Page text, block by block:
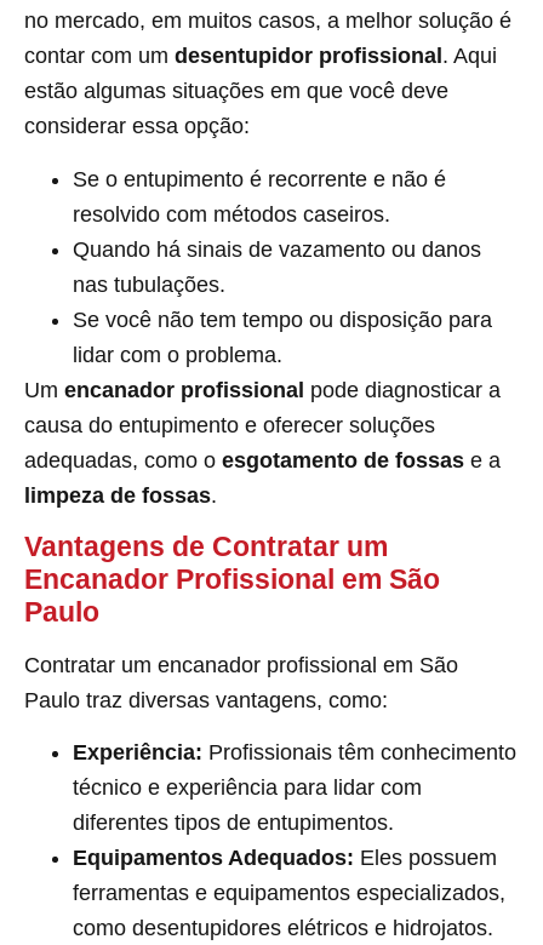
no mercado, em muitos casos, a melhor solução é
contar com um desentupidor profissional . Aqui
estão algumas situações em que você deve
considerar essa opção:
Se o entupimento é recorrente e não é
resolvido com métodos caseiros.
Quando há sinais de vazamento ou danos
nas tubulações.
Se você não tem tempo ou disposição para
lidar com o problema.
Um encanador profissional pode diagnosticar a
causa do entupimento e oferecer soluções
adequadas, como o esgotamento de fossas e a
limpeza de fossas.
Vantagens de Contratar um
Encanador Profissional em São
Paulo
Contratar um encanador profissional em São
Paulo traz diversas vantagens, como:
Experiência: Profissionais têm conhecimento
técnico e experiência para lidar com
diferentes tipos de entupimentos.
Equipamentos Adequados: Eles possuem
ferramentas e equipamentos especializados,
como desentupidores elétricos e hidrojatos.